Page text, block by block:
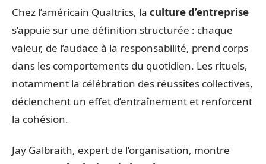
Chez l’américain Qualtrics, la culture d’entreprise
s’appuie sur une définition structurée : chaque
valeur, de l’audace à la responsabilité, prend corps
dans les comportements du quotidien. Les rituels,
notamment la célébration des réussites collectives,
déclenchent un effet d’entraînement et renforcent
la cohésion.
Jay Galbraith, expert de l’organisation, montre